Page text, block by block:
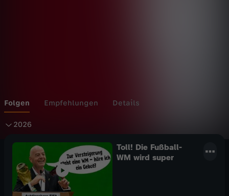
l
Folgen Empfehlungen Details
2026
2
Toll! Die Fußball-
WM wird super